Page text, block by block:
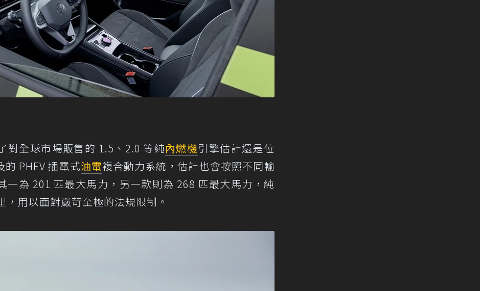
對全球市場販售的 1.5、2.0 等純內燃機引擎估計還是位
PHEV 插電式油電複合動力系統，估計也會按照不同輸
一為 201 匹最大馬力，另一款則為 268 匹最大馬力，純
，用以面對嚴苛至極的法規限制。